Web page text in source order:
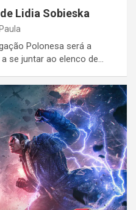
Lidia Sobieska
Polonesa será a
se juntar ao elenco de…